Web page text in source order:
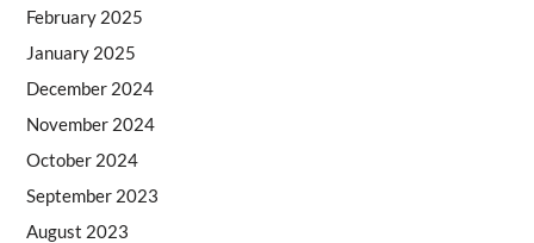
February 2025
January 2025
December 2024
November 2024
October 2024
September 2023
August 2023